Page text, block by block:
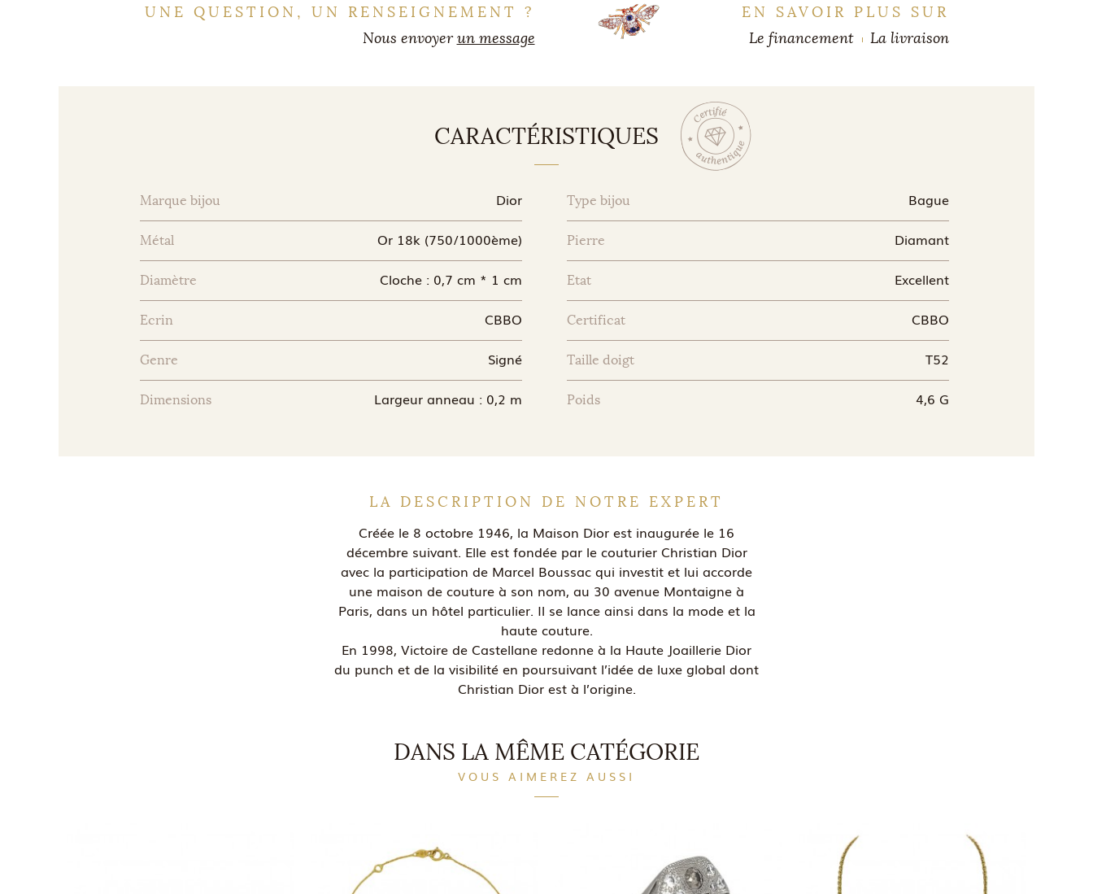
UNE QUESTION, UN RENSEIGNEMENT ?
Nous envoyerun message
EN SAVOIR PLUS SUR
Le financement
La livraison
CARACTÉRISTIQUES
Marque bijou Dior Type bijou Bague
Métal Or 18k (750/1000ème) Pierre Diamant
Diamètre Cloche : 0,7 cm * 1 cm Etat Excellent
Ecrin CBBO Certificat CBBO
Genre Signé Taille doigt T52
Dimensions Largeur anneau : 0,2 m Poids 4,6 G
LA DESCRIPTION DE NOTRE EXPERT
Créée le 8 octobre 1946, la Maison Dior est inaugurée le 16
décembre suivant. Elle est fondée par le couturier Christian Dior
avec la participation de Marcel Boussac qui investit et lui accorde
une maison de couture à son nom, au 30 avenue Montaigne à
Paris, dans un hôtel particulier. Il se lance ainsi dans la mode et la
haute couture.
En 1998, Victoire de Castellane redonne à la Haute Joaillerie Dior
du punch et de la visibilité en poursuivant l’idée de luxe global dont
Christian Dior est à l’origine.
DANS LA MÊME CATÉGORIE
VOUS AIMEREZ AUSSI